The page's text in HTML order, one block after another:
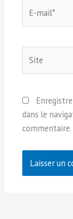
mail*
dans le
commentaire.